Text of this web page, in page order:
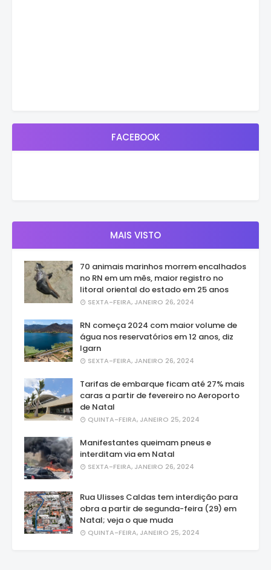
FACEBOOK
MAIS VISTO
70 animais marinhos morrem encalhados
no RN em um mês, maior registro no
litoral oriental do estado em 25 anos
SEXTA-FEIRA, JANEIRO 26, 2024
RN começa 2024 com maior volume de
água nos reservatórios em 12 anos, diz
Igarn
SEXTA-FEIRA, JANEIRO 26, 2024
Tarifas de embarque ficam até 27% mais
caras a partir de fevereiro no Aeroporto
de Natal
QUINTA-FEIRA, JANEIRO 25, 2024
Manifestantes queimam pneus e
interditam via em Natal
SEXTA-FEIRA, JANEIRO 26, 2024
Rua Ulisses Caldas tem interdição para
obra a partir de segunda-feira (29) em
Natal; veja o que muda
QUINTA-FEIRA, JANEIRO 25, 2024